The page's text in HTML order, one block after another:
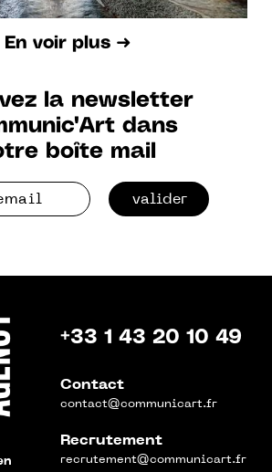
En voir plus ➜
la newsletter
dans
boîte mail
valider
+33 1 43 20 10 49
Contact
contact@communicart.fr
Recrutement
recrutement@communicart.fr